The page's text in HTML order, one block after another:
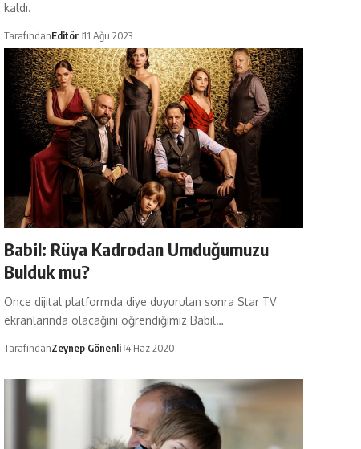
kaldı.
TarafındanEditör 11 Ağu 2023
Babil: Rüya Kadrodan Umduğumuzu
Bulduk mu?
Önce dijital platformda diye duyurulan sonra Star TV
ekranlarında olacağını öğrendiğimiz Babil…
TarafındanZeynep Gönenli 4 Haz 2020